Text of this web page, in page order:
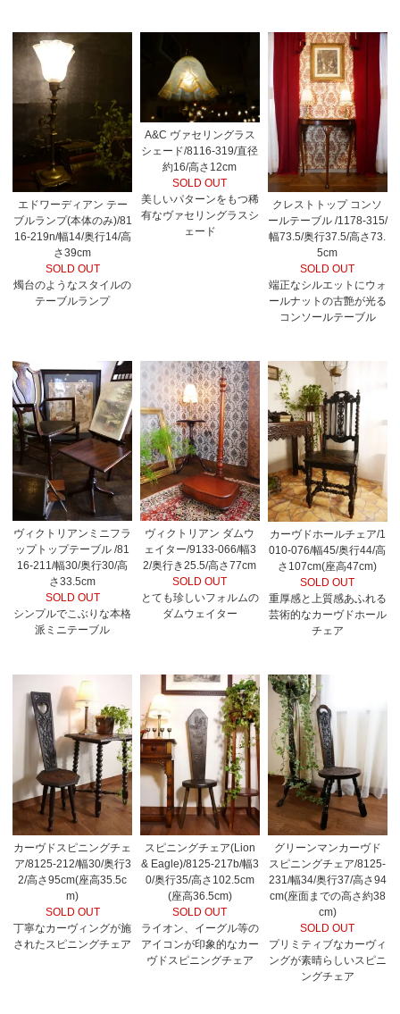
エドワーディアン テー
ブルランプ(本体のみ)/81
16-219n/幅14/奥行14/高
さ39cm
SOLD OUT
燭台のようなスタイルの
テーブルランプ
A&C ヴァセリングラス
シェード/8116-319/直径
約16/高さ12cm
SOLD OUT
美しいパターンをもつ稀
有なヴァセリングラスシ
ェード
クレストトップ コンソ
ールテーブル /1178-315/
幅73.5/奥行37.5/高さ73.
5cm
SOLD OUT
端正なシルエットにウォ
ールナットの古艶が光る
コンソールテーブル
ヴィクトリアンミニフラ
ップトップテーブル /81
16-211/幅30/奥行30/高
さ33.5cm
SOLD OUT
シンプルでこぶりな本格
派ミニテーブル
ヴィクトリアン ダムウ
ェイター/9133-066/幅3
2/奥行き25.5/高さ77cm
SOLD OUT
とても珍しいフォルムの
ダムウェイター
カーヴドホールチェア/1
010-076/幅45/奥行44/高
さ107cm(座高47cm)
SOLD OUT
重厚感と上質感あふれる
芸術的なカーヴドホール
チェア
カーヴドスピニングチェ
ア/8125-212/幅30/奥行3
2/高さ95cm(座高35.5c
m)
SOLD OUT
丁寧なカーヴィングが施
されたスピニングチェア
スピニングチェア(Lion
& Eagle)/8125-217b/幅3
0/奥行35/高さ102.5cm
(座高36.5cm)
SOLD OUT
ライオン、イーグル等の
アイコンが印象的なカー
ヴドスピニングチェア
グリーンマンカーヴド
スピニングチェア/8125-
231/幅34/奥行37/高さ94
cm(座面までの高さ約38
cm)
SOLD OUT
プリミティブなカーヴィ
ングが素晴らしいスピニ
ングチェア